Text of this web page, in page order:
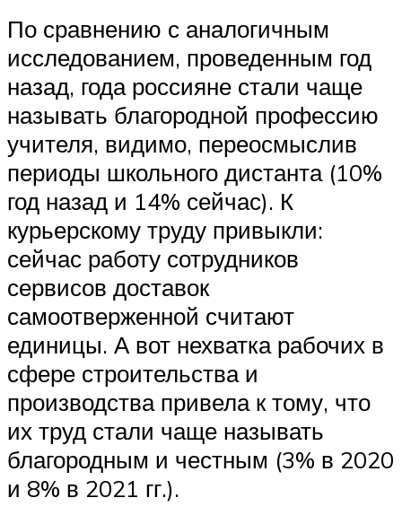
По сравнению с аналогичным
исследованием, проведенным год
назад, года россияне стали чаще
называть благородной профессию
учителя, видимо, переосмыслив
периоды школьного дистанта (10%
год назад и 14% сейчас). К
курьерскому труду привыкли:
сейчас работу сотрудников
сервисов доставок
самоотверженной считают
единицы. А вот нехватка рабочих в
сфере строительства и
производства привела к тому, что
их труд стали чаще называть
благородным и честным (3% в 2020
и 8% в 2021 гг.).